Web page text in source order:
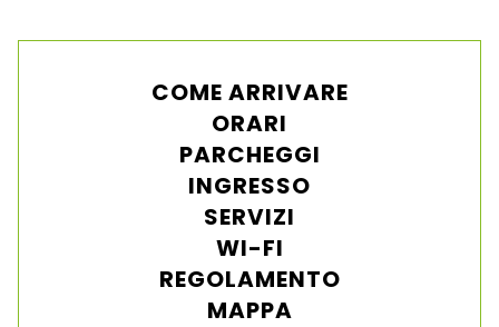
COME ARRIVARE
ORARI
PARCHEGGI
INGRESSO
SERVIZI
WI-FI
REGOLAMENTO
MAPPA